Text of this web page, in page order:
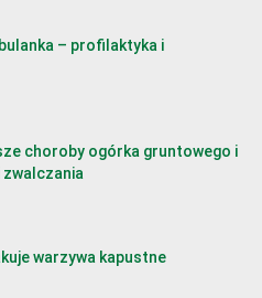
– profilaktyka i
choroby ogórka gruntowego i
warzywa kapustne